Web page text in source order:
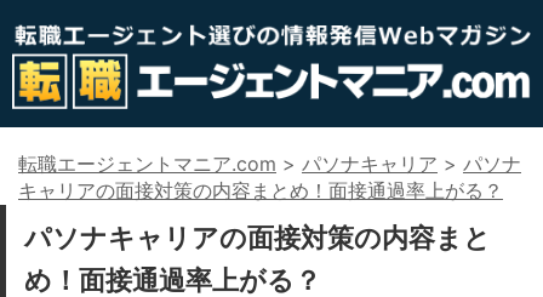
転職エージェントマニア.com > パソナキャリア > パソナ
キャリアの面接対策の内容まとめ！面接通過率上がる？
パソナキャリアの面接対策の内容まと
め！面接通過率上がる？